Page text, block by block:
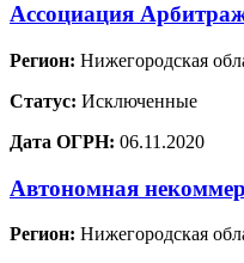
Ассоциация
Регион: Нижегородская
Статус: Исключенные
Дата ОГРН: 06.11.2020
Автономная
Регион: Нижегородская